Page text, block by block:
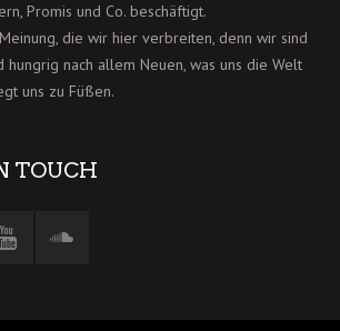
Promis und Co. beschäftigt.
die wir hier verbreiten, denn wir sind
hungrig nach allem Neuen, was uns die Welt
uns zu Füßen.
TOUCH